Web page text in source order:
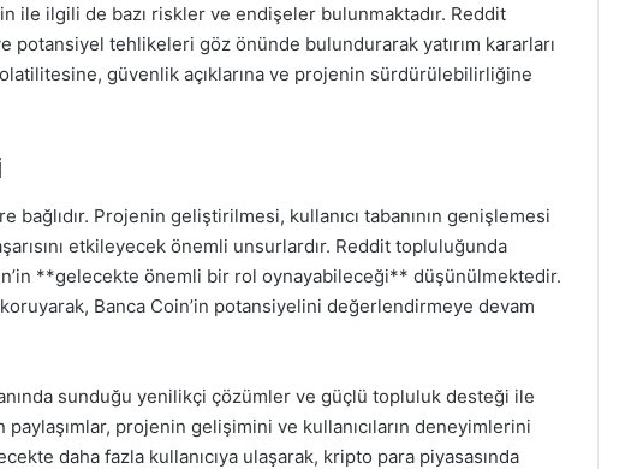
ile ilgili de bazı riskler ve endişeler bulunmaktadır. Reddit
potansiyel tehlikeleri göz önünde bulundurarak yatırım kararları
güvenlik açıklarına ve projenin sürdürülebilirliğine
bağlıdır. Projenin geliştirilmesi, kullanıcı tabanının genişlemesi
etkileyecek önemli unsurlardır. Reddit topluluğunda
**gelecekte önemli bir rol oynayabileceği** düşünülmektedir.
koruyarak, Banca Coin’in potansiyelini değerlendirmeye devam
sunduğu yenilikçi çözümler ve güçlü topluluk desteği ile
paylaşımlar, projenin gelişimini ve kullanıcıların deneyimlerini
daha fazla kullanıcıya ulaşarak, kripto para piyasasında